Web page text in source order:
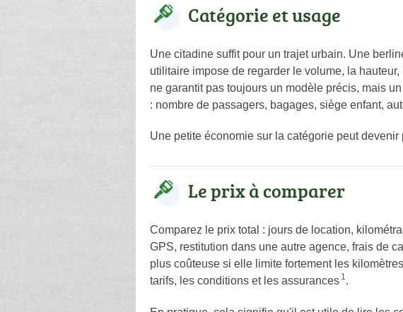
Catégorie et usage
Une citadine suffit pour un trajet urbain. Une
utilitaire impose de regarder le volume, la
ne garantit pas toujours un modèle précis, mais
: nombre de passagers, bagages, siège enfant,
Une petite économie sur la catégorie peut
Le prix à comparer
Comparez le prix total : jours de location,
GPS, restitution dans une autre agence, frais de
plus coûteuse si elle limite fortement les
tarifs, les conditions et les assurances 1.